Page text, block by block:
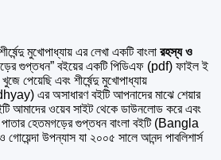
মুখোপাধ্যায় এর লেখা একটি বাংলা রহস্য ও
গুপ্তধন” বইয়ের একটি পিডিএফ (pdf) ফাইল ই
এবং শীর্ষেন্দু মুখোপাধ্যায়
এর অসাধারণ বইটি আপনাদের মাঝে শেয়ার
আমাদের ওয়েব সাইট থেকে ডাউনলোড করে এবং
হেতমগড়ের গুপ্তধন বাংলা বইটি (Bangla
উপন্যাস যা ২০০৫ সালে আনন্দ পাবলিশার্স